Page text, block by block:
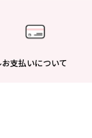
お支払いについて